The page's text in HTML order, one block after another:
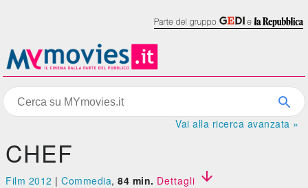
Vai alla ricerca avanzata »
CHEF
Film 2012 |Commedia,84 min. Dettagli 